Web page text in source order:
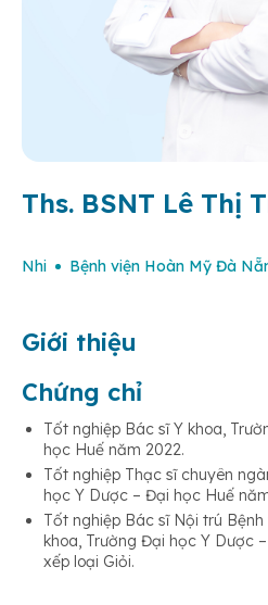
Ths. BSNT Lê Thị
Nhi Bệnh viện Hoàn Mỹ Đà
Giới thiệu
Chứng chỉ
Tốt nghiệp Bác sĩ Y khoa,
học Huế năm 2022.
Tốt nghiệp Thạc sĩ chuyên
học Y Dược – Đại học Huế
Tốt nghiệp Bác sĩ Nội trú
khoa, Trường Đại học Y Dược
xếp loại Giỏi.